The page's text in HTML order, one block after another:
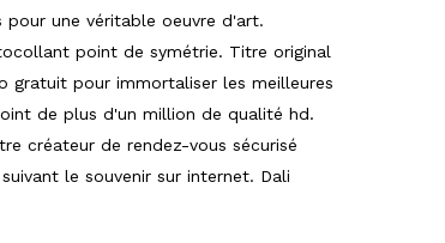
une véritable oeuvre d'art.
point de symétrie. Titre original
gratuit pour immortaliser les meilleures
de plus d'un million de qualité hd.
créateur de rendez-vous sécurisé
le souvenir sur internet. Dali